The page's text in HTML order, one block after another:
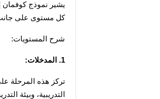
كل مستوى على جانب
شرح المستويات:
1. المدخلات:
التدريبية، وبيئة